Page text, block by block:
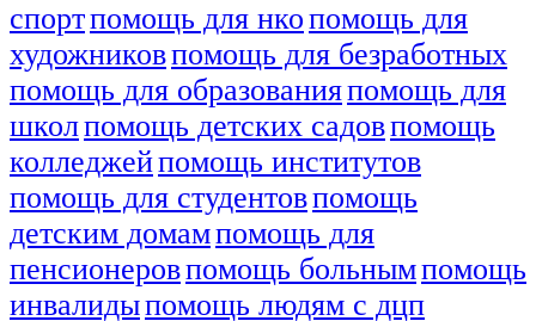
спортпомощь для нкопомощь для
художниковпомощь для безработных
помощь для образованияпомощь для
школпомощь детских садовпомощь
колледжейпомощь институтов
помощь для студентовпомощь
детским домампомощь для
пенсионеровпомощь больнымпомощь
инвалидыпомощь людям с дцп